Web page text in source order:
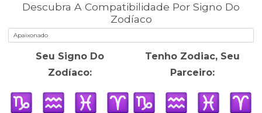
Descubra A Compatibilidade Por Signo Do
Zodíaco
Seu Signo Do
Zodíaco:
Tenho Zodiac, Seu
Parceiro: